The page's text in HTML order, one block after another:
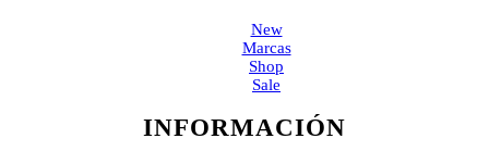
New
Marcas
Shop
Sale
INFORMACIÓN